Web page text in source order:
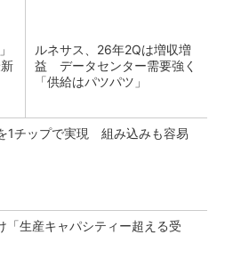
ルネサス、26年2Qは増収増
益 データセンター需要強く
「供給はパツパツ」
1チップで実現 組み込みも容易
「生産キャパシティー超える受